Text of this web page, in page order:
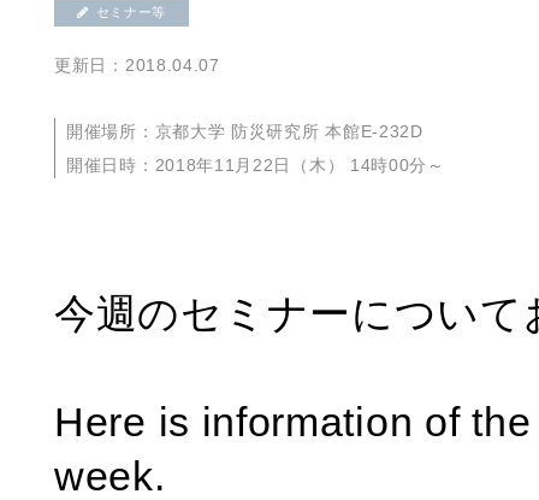
セミナー等
更新日：2018.04.07
開催場所：京都大学 防災研究所 本館E-232D
開催日時：2018年11月22日（木） 14時00分～
今週のセミナーについ
Here is information of
week.